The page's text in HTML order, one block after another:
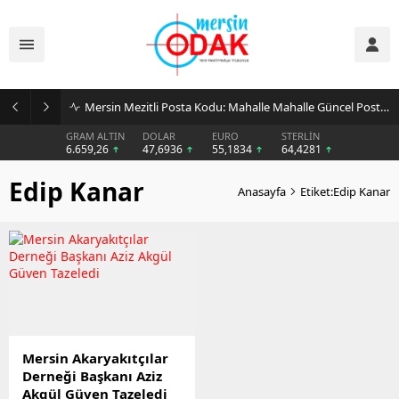
Mersin Mezitli Posta Kodu: Mahalle Mahalle Güncel Posta Kodu Rehberi
GRAM ALTIN
6.659,26
DOLAR
47,6936
EURO
55,1834
STERLİN
64,4281
Edip Kanar Anasayfa Etiket:Edip Kanar
Mersin Akaryakıtçılar
Derneği Başkanı Aziz
Akgül Güven Tazeledi